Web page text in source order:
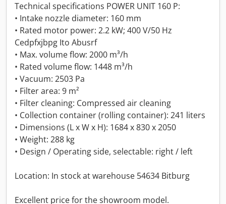
Technical specifications POWER UNIT 160 P:
• Intake nozzle diameter: 160 mm
• Rated motor power: 2.2 kW; 400 V/50 Hz
Cedpfxjbpg Ito Abusrf
• Max. volume flow: 2000 m³/h
• Rated volume flow: 1448 m³/h
• Vacuum: 2503 Pa
• Filter area: 9 m²
• Filter cleaning: Compressed air cleaning
• Collection container (rolling container): 241 liters
• Dimensions (L x W x H): 1684 x 830 x 2050
• Weight: 288 kg
• Design / Operating side, selectable: right / left
Location: In stock at warehouse 54634 Bitburg
Excellent price for the showroom model.